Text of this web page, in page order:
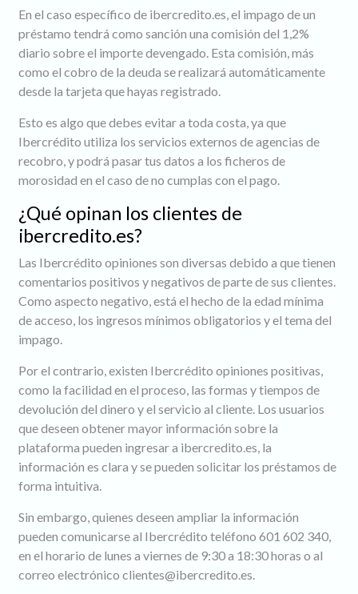
En el caso específico de ibercredito.es, el impago de un
préstamo tendrá como sanción una comisión del 1,2%
diario sobre el importe devengado. Esta comisión, más
como el cobro de la deuda se realizará automáticamente
desde la tarjeta que hayas registrado.
Esto es algo que debes evitar a toda costa, ya que
Ibercrédito utiliza los servicios externos de agencias de
recobro, y podrá pasar tus datos a los ficheros de
morosidad en el caso de no cumplas con el pago.
¿Qué opinan los clientes de
ibercredito.es?
Las Ibercrédito opiniones son diversas debido a que tienen
comentarios positivos y negativos de parte de sus clientes.
Como aspecto negativo, está el hecho de la edad mínima
de acceso, los ingresos mínimos obligatorios y el tema del
impago.
Por el contrario, existen Ibercrédito opiniones positivas,
como la facilidad en el proceso, las formas y tiempos de
devolución del dinero y el servicio al cliente. Los usuarios
que deseen obtener mayor información sobre la
plataforma pueden ingresar a ibercredito.es, la
información es clara y se pueden solicitar los préstamos de
forma intuitiva.
Sin embargo, quienes deseen ampliar la información
pueden comunicarse al Ibercrédito teléfono 601 602 340,
en el horario de lunes a viernes de 9:30 a 18:30 horas o al
correo electrónicoclientes@ibercredito.es.